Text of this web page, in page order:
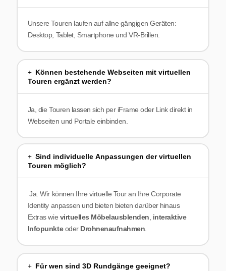
Unsere Touren laufen auf allne gängigen Geräten:
Desktop, Tablet, Smartphone und VR-Brillen.
Können bestehende Webseiten mit virtuellen
Touren ergänzt werden?
Ja, die Touren lassen sich per iFrame oder Link direkt in
Webseiten und Portale einbinden.
Sind individuelle Anpassungen der virtuellen
Touren möglich?
Ja. Wir können Ihre virtuelle Tour an Ihre Corporate
Identity anpassen und bieten bieten darüber hinaus
Extras wie virtuelles Möbelausblenden interaktive
Infopunkteoder Drohnenaufnahmen
Für wen sind 3D Rundgänge geeignet?